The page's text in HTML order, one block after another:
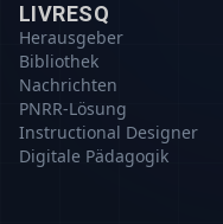
LIVRESQ
Herausgeber
Bibliothek
Nachrichten
PNRR-Lösung
Instructional Designer
Digitale Pädagogik